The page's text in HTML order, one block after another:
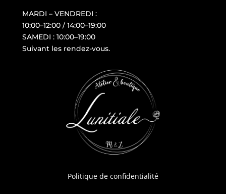
MARDI – VENDREDI :
10:00–12:00 / 14:00–19:00
SAMEDI : 10:00–19:00
Suivant les rendez-vous.
Politique de confidentialité